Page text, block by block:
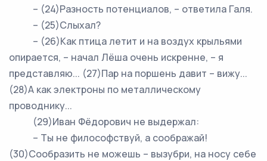
– (24)Разность потенциалов, – ответила Галя.
– (25)Слыхал?
– (26)Как птица летит и на воздух крыльями
опирается, – начал Лёша очень искренне, – я
представляю... (27)Пар на поршень давит – вижу...
(28)А как электроны по металлическому
проводнику...
(29)Иван Фёдорович не выдержал:
– Ты не философствуй, а соображай!
(30)Сообразить не можешь – вызубри, на носу себе